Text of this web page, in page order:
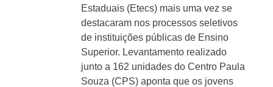
Estaduais (Etecs) mais uma vez se
destacaram nos processos seletivos
de instituições públicas de Ensino
Superior. Levantamento realizado
junto a 162 unidades do Centro Paula
Souza (CPS) aponta que os jovens